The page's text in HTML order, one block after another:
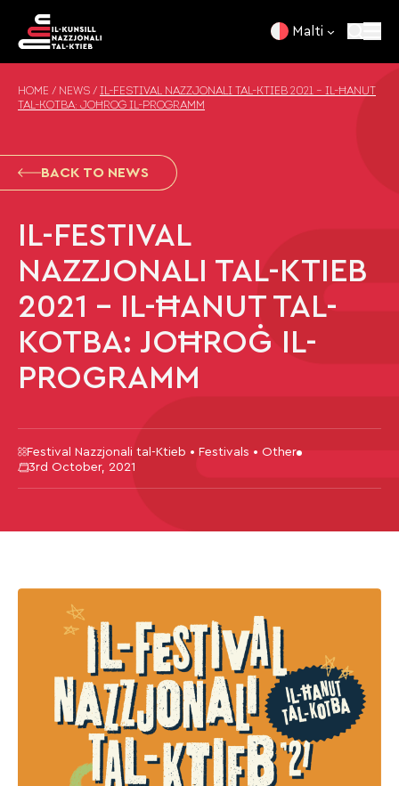
Malti
HOME / NEWS / IL-FESTIVAL NAZZJONALI TAL-KTIEB 2021 – IL-ĦANUT
TAL-KOTBA: JOĦROĠ IL-PROGRAMM
BACK TO NEWS
IL-FESTIVAL
NAZZJONALI TAL-KTIEB
2021 – IL-ĦANUT TAL-
KOTBA: JOĦROĠ IL-
PROGRAMM
Festival Nazzjonali tal-Ktieb • Festivals • Other
3rd October, 2021